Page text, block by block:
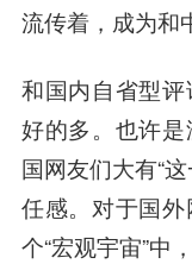
流传着，成为和
和国内自省型
好的多。也许
国网友们大有“
任感。对于国
个“宏观宇宙”